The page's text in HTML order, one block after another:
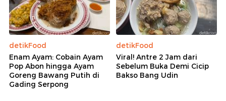
detikFood
Enam Ayam: Cobain Ayam
Pop Abon hingga Ayam
Goreng Bawang Putih di
Gading Serpong
detikFood
Viral! Antre 2 Jam dari
Sebelum Buka Demi Cicip
Bakso Bang Udin